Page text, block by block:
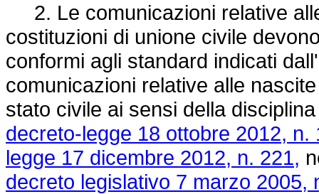
2. Le comunicazioni relative
costituzioni di unione civile
conformi agli standard indicati
comunicazioni relative alle
stato civile ai sensi della
decreto-legge 18 ottobre 2012, n.
legge 17 dicembre 2012, n. 221,
decreto legislativo 7 marzo 2005,